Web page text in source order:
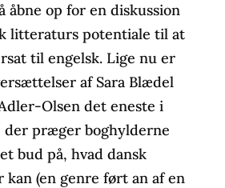
åbne op for en diskussion
litteraturs potentiale til at
til engelsk. Lige nu er
af Sara Blædel
Olsen det eneste i
der præger boghylderne
bud på, hvad dansk
(en genre ført an af en